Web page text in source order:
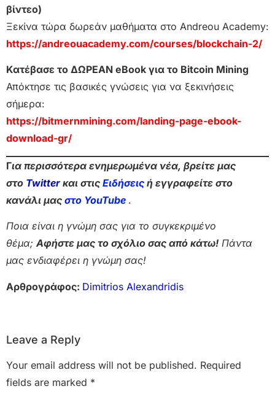
βίντεο)
Ξεκίνα τώρα δωρεάν μαθήματα στο Andreou Academy:
https://andreouacademy.com/courses/blockchain-2/
Κατέβασε το ΔΩΡΕΑΝ eBook για το Bitcoin Mining
Απόκτησε τις βασικές γνώσεις για να ξεκινήσεις
σήμερα:
https://bitmernmining.com/landing-page-ebook-
download-gr/
Για περισσότερα ενημερωμένα νέα, βρείτε μας
στο Twitter και στις Ειδήσεις ή εγγραφείτε στο
κανάλι μας στο YouTube .
Ποια είναι η γνώμη σας για το συγκεκριμένο
θέμα;Αφήστε μας το σχόλιο σας από κάτω! Πάντα
μας ενδιαφέρει η γνώμη σας!
Αρθρογράφος: Dimitrios Alexandridis
Leave a Reply
Your email address will not be published. Required
fields are marked *